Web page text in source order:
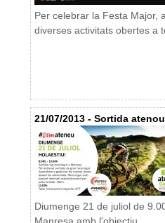
Per celebrar la Festa Major,
diverses activitats obertes a
21/07/2013 - Sortida
Diumenge 21 de juliol de